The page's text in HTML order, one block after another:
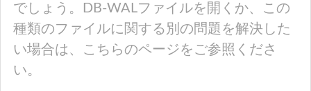
でしょう。DB-WALファイルを開くか、この
種類のファイルに関する別の問題を解決した
い場合は、こちらのページをご参照くださ
い。